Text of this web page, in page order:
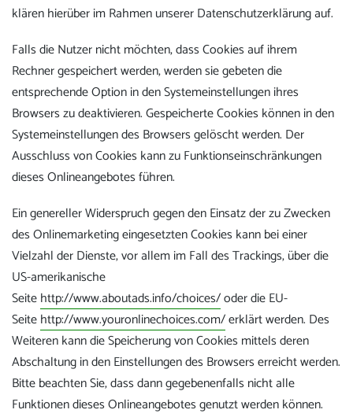
klären hierüber im Rahmen unserer Datenschutzerklärung auf.
Falls die Nutzer nicht möchten, dass Cookies auf ihrem
Rechner gespeichert werden, werden sie gebeten die
entsprechende Option in den Systemeinstellungen ihres
Browsers zu deaktivieren. Gespeicherte Cookies können in den
Systemeinstellungen des Browsers gelöscht werden. Der
Ausschluss von Cookies kann zu Funktionseinschränkungen
dieses Onlineangebotes führen.
Ein genereller Widerspruch gegen den Einsatz der zu Zwecken
des Onlinemarketing eingesetzten Cookies kann bei einer
Vielzahl der Dienste, vor allem im Fall des Trackings, über die
US-amerikanische
Seitehttp://www.aboutads.info/choices/oder die EU-
Seitehttp://www.youronlinechoices.com/erklärt werden. Des
Weiteren kann die Speicherung von Cookies mittels deren
Abschaltung in den Einstellungen des Browsers erreicht werden.
Bitte beachten Sie, dass dann gegebenenfalls nicht alle
Funktionen dieses Onlineangebotes genutzt werden können.